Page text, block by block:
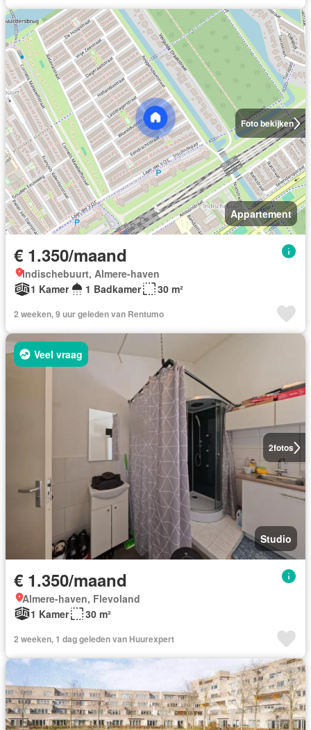
Foto bekijken
Appartement
€ 1.350/maand
Indischebuurt, Almere-haven
1 Kamer
1 Badkamer 30 m²
2 weeken, 9 uur geleden van Rentumo
2fotos
Veel vraag
Studio
€ 1.350/maand
Almere-haven, Flevoland
1 Kamer
30 m²
2 weeken, 1 dag geleden van Huurexpert